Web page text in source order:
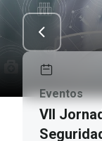
Eventos
VII